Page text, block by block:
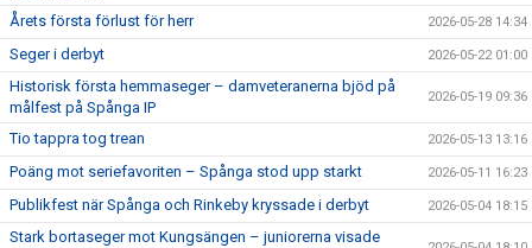
Årets första förlust för herr 2026-05-28 14:34
Seger i derbyt 2026-05-22 01:00
Historisk första hemmaseger – damveteranerna bjöd på
målfest på Spånga IP
2026-05-19 09:36
Tio tappra tog trean 2026-05-13 13:16
Poäng mot seriefavoriten – Spånga stod upp starkt 2026-05-11 16:23
Publikfest när Spånga och Rinkeby kryssade i derbyt 2026-05-04 18:15
Stark bortaseger mot Kungsängen – juniorerna visade